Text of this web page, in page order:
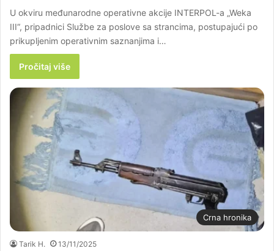
U okviru međunarodne operativne akcije INTERPOL-a „Weka
III“, pripadnici Službe za poslove sa strancima, postupajući po
prikupljenim operativnim saznanjima i…
Pročitaj više
Crna hronika
Tarik H. 13/11/2025